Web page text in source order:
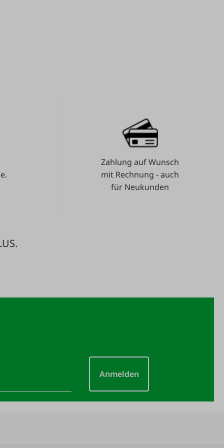
Zahlung auf Wunsch
mit Rechnung - auch
für Neukunden
Anmelden